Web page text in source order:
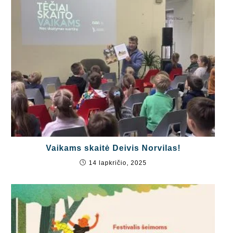
Vaikams skaitė Deivis Norvilas!
14 lapkričio, 2025